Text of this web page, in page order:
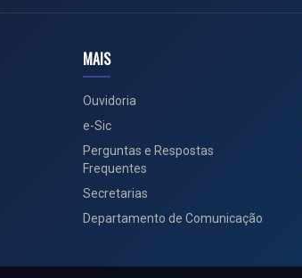
MAIS
Ouvidoria
e-Sic
Perguntas e Respostas
Frequentes
Secretarias
Departamento de Comunicação